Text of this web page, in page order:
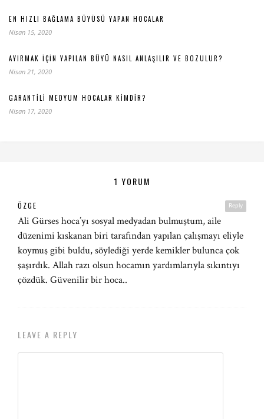
EN HIZLI BAĞLAMA BÜYÜSÜ YAPAN HOCALAR
Nisan 15, 2020
AYIRMAK İÇIN YAPILAN BÜYÜ NASIL ANLAŞILIR VE BOZULUR?
Nisan 21, 2020
GARANTILI MEDYUM HOCALAR KIMDIR?
Nisan 17, 2020
1 YORUM
Reply
ÖZGE
Ali Gürses hoca’yı sosyal medyadan bulmuştum, aile
düzenimi kıskanan biri tarafından yapılan çalışmayı eliyle
koymuş gibi buldu, söylediği yerde kemikler bulunca çok
şaşırdık. Allah razı olsun hocamın yardımlarıyla sıkıntıyı
çözdük. Güvenilir bir hoca..
LEAVE A REPLY